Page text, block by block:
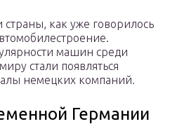
как уже говорилось
машин среди
стали появляться
немецких компаний.
Германии